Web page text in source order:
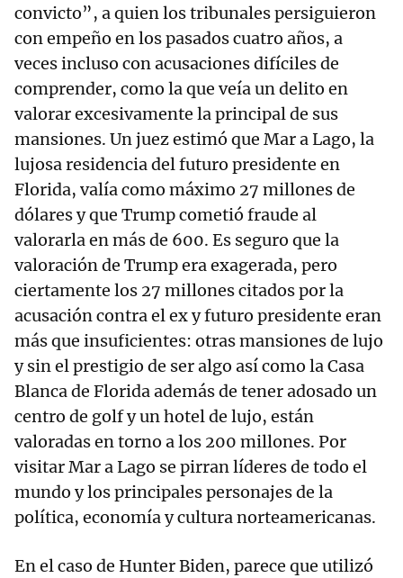
convicto”, a quien los tribunales persiguieron
con empeño en los pasados cuatro años, a
veces incluso con acusaciones difíciles de
comprender, como la que veía un delito en
valorar excesivamente la principal de sus
mansiones. Un juez estimó que Mar a Lago, la
lujosa residencia del futuro presidente en
Florida, valía como máximo 27 millones de
dólares y que Trump cometió fraude al
valorarla en más de 600. Es seguro que la
valoración de Trump era exagerada, pero
ciertamente los 27 millones citados por la
acusación contra el ex y futuro presidente eran
más que insuficientes: otras mansiones de lujo
y sin el prestigio de ser algo así como la Casa
Blanca de Florida además de tener adosado un
centro de golf y un hotel de lujo, están
valoradas en torno a los 200 millones. Por
visitar Mar a Lago se pirran líderes de todo el
mundo y los principales personajes de la
política, economía y cultura norteamericanas.
En el caso de Hunter Biden, parece que utilizó